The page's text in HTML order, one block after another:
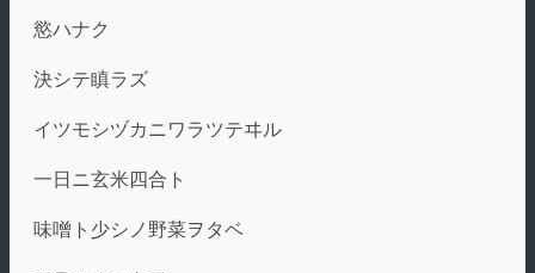
慾ハナク
決シテ瞋ラズ
イツモシヅカニワラツテヰル
一日ニ玄米四合ト
味噌ト少シノ野菜ヲタベ